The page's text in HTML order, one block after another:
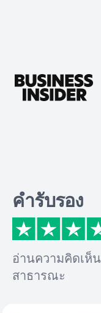
คำรับรอง
อ่านความคิดเห็
สาธารณะ